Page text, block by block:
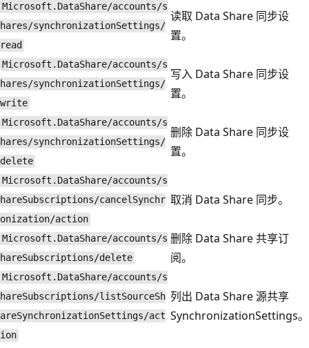
Microsoft.DataShare/accounts/s
hares/synchronizationSettings/
read
读取 Data Share 同步设
置。
Microsoft.DataShare/accounts/s
hares/synchronizationSettings/
write
写入 Data Share 同步设
置。
Microsoft.DataShare/accounts/s
hares/synchronizationSettings/
delete
删除 Data Share 同步设
置。
Microsoft.DataShare/accounts/s
hareSubscriptions/cancelSynchr
onization/action
取消 Data Share 同步。
Microsoft.DataShare/accounts/s
hareSubscriptions/delete
删除 Data Share 共享订
阅。
Microsoft.DataShare/accounts/s
hareSubscriptions/listSourceSh
areSynchronizationSettings/act
ion
列出 Data Share 源共享
SynchronizationSettings。